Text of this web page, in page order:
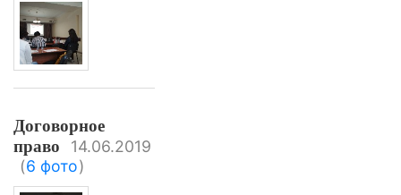
Договорное
право
14.06.2019
(6 фото)